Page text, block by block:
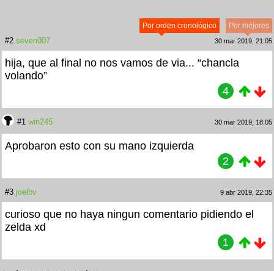
Por mejores
Por orden cronológico
#2 seven007 30 mar 2019, 21:05
hija, que al final no nos vamos de via... “chancla
volando”
4
#1 win245 30 mar 2019, 18:05
Aprobaron esto con su mano izquierda
2
#3 joelbv 9 abr 2019, 22:35
curioso que no haya ningun comentario pidiendo el
zelda xd
1